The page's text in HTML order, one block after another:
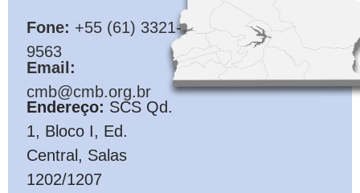
Fone: +55 (61) 3321-
9563
Email:
cmb@cmb.org.br
Endereço: SCS Qd.
1, Bloco I, Ed.
Central, Salas
1202/1207